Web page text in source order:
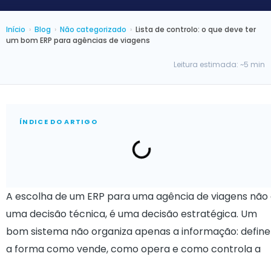
Início › Blog › Não categorizado › Lista de controlo: o que deve ter
um bom ERP para agências de viagens
Leitura estimada: ~5 min
ÍNDICE DO ARTIGO
A escolha de um ERP para uma agência de viagens não
uma decisão técnica, é uma decisão estratégica. Um
bom sistema não organiza apenas a informação: define
a forma como vende, como opera e como controla a